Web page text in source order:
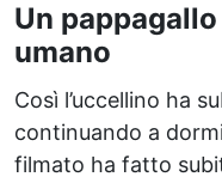
Un
umano
Così l’uccellino ha
continuando a
filmato ha fatto